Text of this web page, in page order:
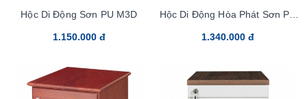
Hộc Di Động Sơn PU M3D
1.150.000 đ
Hộc Di Động Hòa Phát Sơn PU
1.340.000 đ